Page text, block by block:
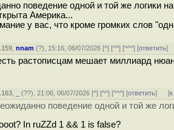
поведение одной и той же логики
Америка...
у вас, что кроме громких слов
,nnam (?), 15:16, 06/07/2026 [^] [^^] [^^^] [ответить]
растописцам мешает миллиард
(??), 21:06, 06/07/2026 [^] [^^] [^^^] [ответить] [
поведение одной и той же
In ruZZd 1 && 1 is false?